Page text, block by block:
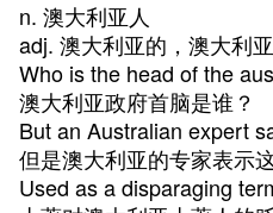
n. 澳大利亚人
adj. 澳大利亚的，澳大利
Who is the head of the
澳大利亚政府首脑是谁？
But an Australian expert
但是澳大利亚的专家表示
Used as a disparaging